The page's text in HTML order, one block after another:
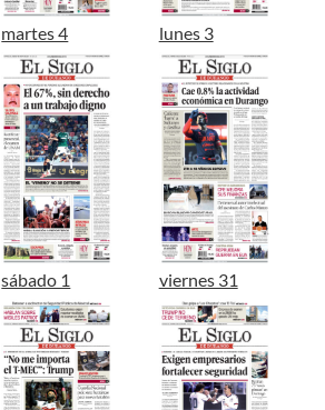
martes 4 lunes 3
sábado 1 viernes 31